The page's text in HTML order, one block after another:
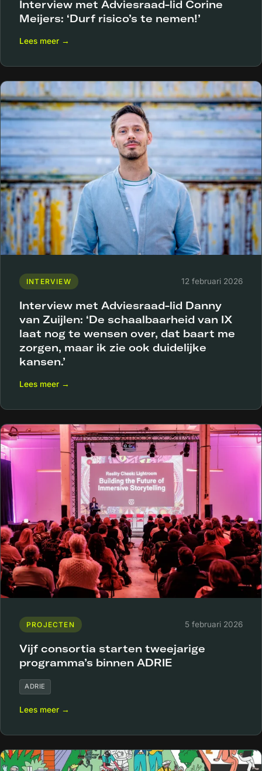
Interview met Adviesraad-lid Corine
Meijers: ‘Durf risico’s te nemen!’
Lees meer →
INTERVIEW 12 februari 2026
Interview met Adviesraad-lid Danny
van Zuijlen: ‘De schaalbaarheid van IX
laat nog te wensen over, dat baart me
zorgen, maar ik zie ook duidelijke
kansen.’
Lees meer →
PROJECTEN 5 februari 2026
Vijf consortia starten tweejarige
programma’s binnen ADRIE
ADRIE
Lees meer →